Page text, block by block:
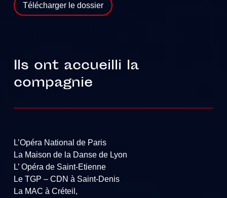
Télécharger le dossier
Ils ont accueilli la
compagnie
L’Opéra National de Paris
La Maison de la Danse de Lyon
L’ Opéra de Saint-Etienne
Le TGP – CDN à Saint-Denis
La MAC à Créteil,